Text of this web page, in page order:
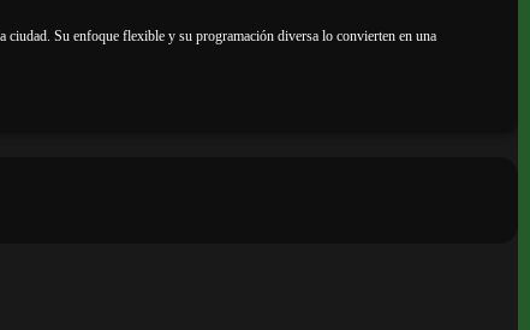
Su enfoque flexible y su programación diversa lo convierten en una